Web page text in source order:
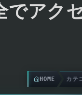
でアク
HOME カテ